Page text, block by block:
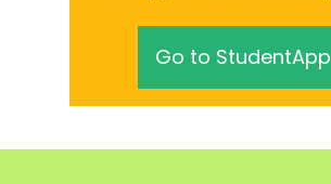
Go to StudentApp